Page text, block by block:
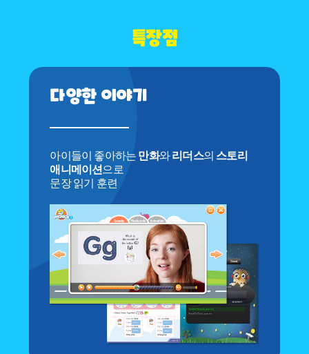
특장점
다양한 이야기
아이들이 좋아하는 만화와리더스의 스토리
애니메이션으로
문장 읽기 훈련